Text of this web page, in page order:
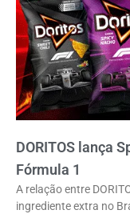
DORITOS lança
Fórmula 1
A relação entre
ingrediente extra no